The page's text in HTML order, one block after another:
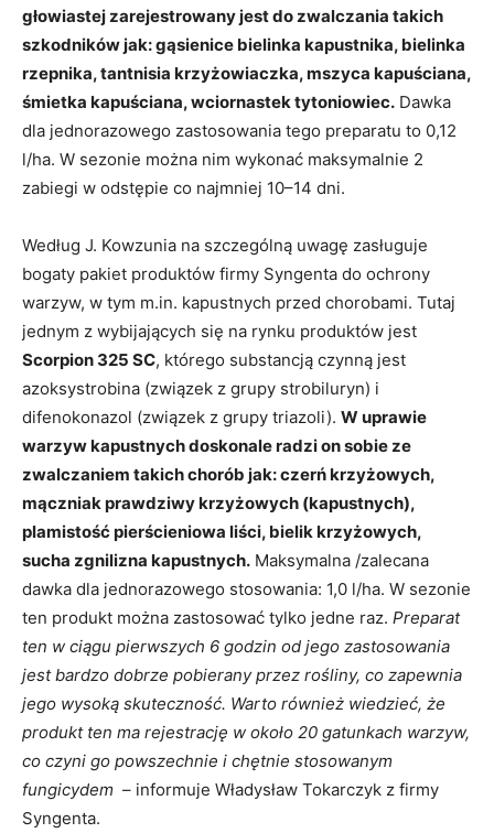
głowiastej zarejestrowany jest do zwalczania takich
szkodników jak: gąsienice bielinka kapustnika, bielinka
rzepnika, tantnisia krzyżowiaczka, mszyca kapuściana,
śmietka kapuściana, wciornastek tytoniowiec. Dawka
dla jednorazowego zastosowania tego preparatu to 0,12
l/ha. W sezonie można nim wykonać maksymalnie 2
zabiegi w odstępie co najmniej 10–14 dni.
Według J. Kowzunia na szczególną uwagę zasługuje
bogaty pakiet produktów firmy Syngenta do ochrony
warzyw, w tym m.in. kapustnych przed chorobami. Tutaj
jednym z wybijających się na rynku produktów jest
Scorpion 325 SC, którego substancją czynną jest
azoksystrobina (związek z grupy strobiluryn) i
difenokonazol (związek z grupy triazoli). W uprawie
warzyw kapustnych doskonale radzi on sobie ze
zwalczaniem takich chorób jak: czerń krzyżowych,
mączniak prawdziwy krzyżowych (kapustnych),
plamistość pierścieniowa liści, bielik krzyżowych,
sucha zgnilizna kapustnych. Maksymalna /zalecana
dawka dla jednorazowego stosowania: 1,0 l/ha. W sezonie
ten produkt można zastosować tylko jedne raz. Preparat
ten w ciągu pierwszych 6 godzin od jego zastosowania
jest bardzo dobrze pobierany przez rośliny, co zapewnia
jego wysoką skuteczność. Warto również wiedzieć, że
produkt ten ma rejestrację w około 20 gatunkach warzyw,
co czyni go powszechnie i chętnie stosowanym
fungicydem – informuje Władysław Tokarczyk z firmy
Syngenta.